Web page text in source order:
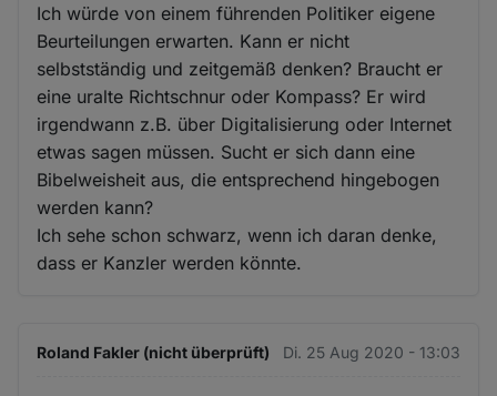
Ich würde von einem führenden Politiker eigene
Beurteilungen erwarten. Kann er nicht
selbstständig und zeitgemäß denken? Braucht er
eine uralte Richtschnur oder Kompass? Er wird
irgendwann z.B. über Digitalisierung oder Internet
etwas sagen müssen. Sucht er sich dann eine
Bibelweisheit aus, die entsprechend hingebogen
werden kann?
Ich sehe schon schwarz, wenn ich daran denke,
dass er Kanzler werden könnte.
Roland Fakler (nicht überprüft) Di. 25 Aug 2020 - 13:03